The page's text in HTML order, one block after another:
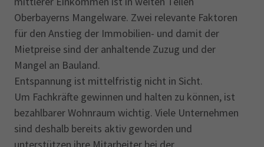
Oberbayerns Mangelware. Zwei relevante Faktoren
für den Anstieg der Immobilien- und damit der
Mietpreise sind der anhaltende Zuzug und der
Mangel an Bauland.
Entspannung ist mittelfristig nicht in Sicht.
Um Fachkräfte gewinnen und halten zu können, ist
bezahlbarer Wohnraum wichtig. Viele Unternehmen
sind deshalb bereits aktiv geworden und